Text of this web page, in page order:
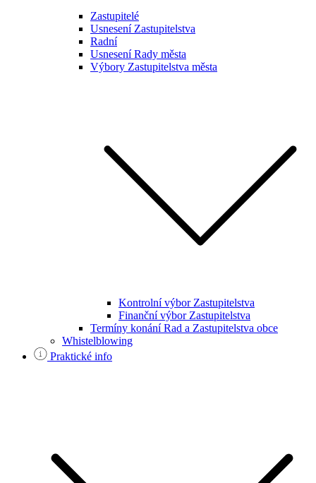
Zastupitelé
Usnesení Zastupitelstva
Radní
Usnesení Rady města
Výbory Zastupitelstva města
Kontrolní výbor Zastupitelstva
Finanční výbor Zastupitelstva
Termíny konání Rad a Zastupitelstva obce
Whistelblowing
Praktické info